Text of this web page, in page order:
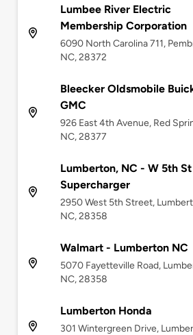
Lumbee River Electric
Membership Corporation
6090 North Carolina 711,
NC, 28372
Bleecker Oldsmobile
GMC
926 East 4th Avenue, Red
NC, 28377
Lumberton, NC - W 5th St
Supercharger
2950 West 5th Street,
NC, 28358
Walmart - Lumberton NC
5070 Fayetteville Road,
NC, 28358
Lumberton Honda
301 Wintergreen Drive,